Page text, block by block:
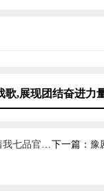
歌,展现团结奋进力
,展现别样戏曲风情 下一篇： 豫剧